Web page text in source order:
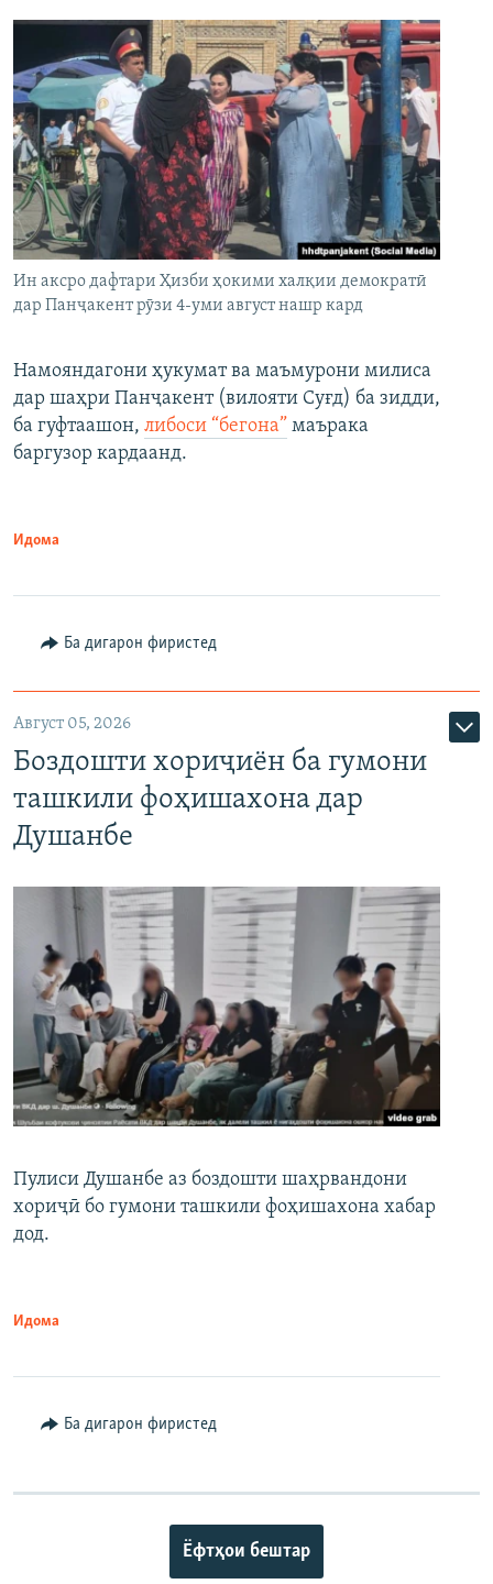
Ин аксро дафтари Ҳизби ҳокими халқии демократӣ
дар Панҷакент рӯзи 4-уми август нашр кард
Намояндагони ҳукумат ва маъмурони милиса
дар шаҳри Панҷакент (вилояти Суғд) ба зидди,
ба гуфтаашон, либоси “бегона” маърака
баргузор кардаанд.
Идома
Ба дигарон фиристед
Август 05, 2026
Боздошти хориҷиён ба гумони
ташкили фоҳишахона дар
Душанбе
Пулиси Душанбе аз боздошти шаҳрвандони
хориҷӣ бо гумони ташкили фоҳишахона хабар
дод.
Идома
Ба дигарон фиристед
Ёфтҳои бештар